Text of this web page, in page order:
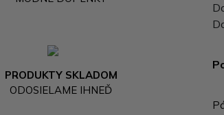
PRODUKTY SKLADOM
ODOSIELAME IHNEĎ